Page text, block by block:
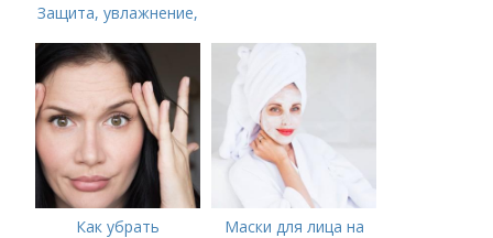
Защита, увлажнение,
Как убрать
Маски для лица на